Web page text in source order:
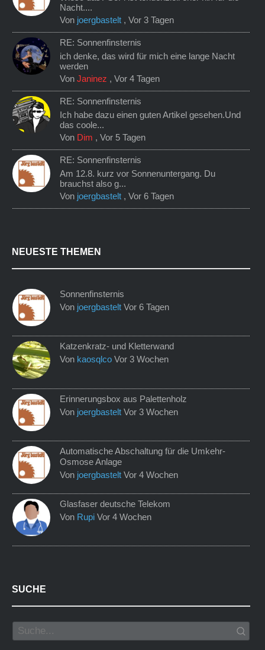
Nacht....
Von joergbastelt ,Vor 3 Tagen
RE: Sonnenfinsternis
ich denke, das wird für mich eine lange Nacht
werden
VonJaninez ,Vor 4 Tagen
RE: Sonnenfinsternis
Ich habe dazu einen guten Artikel gesehen.Und
das coole...
Von Dim ,Vor 5 Tagen
RE: Sonnenfinsternis
Am 12.8. kurz vor Sonnenuntergang. Du
brauchst also g...
Von joergbastelt ,Vor 6 Tagen
NEUESTE THEMEN
Sonnenfinsternis
Von joergbastelt Vor 6 Tagen
Katzenkratz- und Kletterwand
Von kaosqlco Vor 3 Wochen
Erinnerungsbox aus Palettenholz
Von joergbastelt Vor 3 Wochen
Automatische Abschaltung für die Umkehr-
Osmose Anlage
Von joergbastelt Vor 4 Wochen
Glasfaser deutsche Telekom
Von Rupi Vor 4 Wochen
SUCHE